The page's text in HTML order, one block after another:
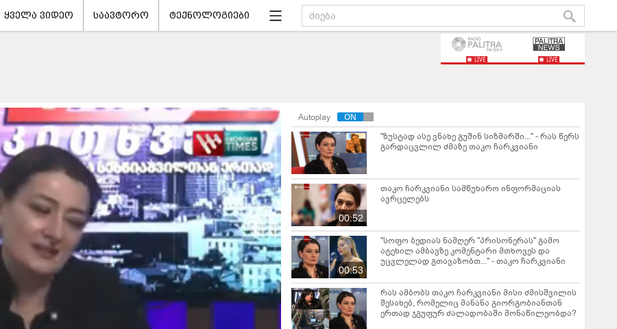
ყველა ვიდეო საავტორო ტექნოლოგიები
LIVE LIVE
Autoplay
"ზუსტად ასე ვნახე გუშინ სიზმარში..." - რას წერს
გარდაცვლილ ძმაზე თაკო ჩარკვიანი
00:52
თაკო ჩარკვიანი სამწუხარო ინფორმაციას
ავრცელებს
00:53
"სოფო ბედიას ნამღერ "პრისონერას" გამო
ატეხილ ამბავზე კომენტარი მთხოვეს და
უცვლელად გთავაზობთ..." - თაკო ჩარკვიანი
რას ამბობს თაკო ჩარკვიანი მისი ძმისშვილის
შესახებ, რომელიც მანანა გიორგობიანთან
ერთად ჯგუფურ ძალადობაში მონაწილეობდა?